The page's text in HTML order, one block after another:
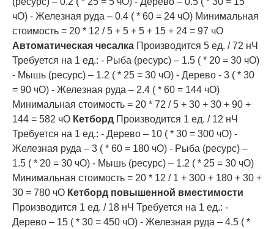
чО) - Железная руда – 0.4 ( * 60 = 24 чО) Минимальная
стоимость = 20 * 12 / 5 + 5 + 5 + 15 + 24 = 97 чО
Автоматическая чесалка Производится 5 ед. / 72 нЧ
Требуется на 1 ед.: - Рыба (ресурс) – 1.5 ( * 20 = 30 чО)
- Мышь (ресурс) – 1.2 ( * 25 = 30 чО) - Дерево - 3 ( * 30
= 90 чО) - Железная руда – 2.4 ( * 60 = 144 чО)
Минимальная стоимость = 20 * 72 / 5 + 30 + 30 + 90 +
144 = 582 чО Кетборд Производится 1 ед. / 12 нЧ
Требуется на 1 ед.: - Дерево – 10 ( * 30 = 300 чО) -
Железная руда – 3 ( * 60 = 180 чО) - Рыба (ресурс) –
1.5 ( * 20 = 30 чО) - Мышь (ресурс) – 1.2 ( * 25 = 30 чО)
Минимальная стоимость = 20 * 12 / 1 + 300 + 180 + 30 +
30 = 780 чО Кетборд повышенной вместимости
Производится 1 ед. / 18 нЧ Требуется на 1 ед.: -
Дерево – 15 ( * 30 = 450 чО) - Железная руда – 4.5 ( *